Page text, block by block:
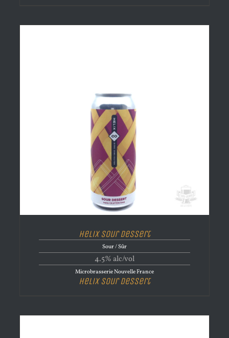
Helix Sour Dessert
Sour / Sûr
4.5% alc/vol
Microbrasserie Nouvelle France
Helix Sour Dessert